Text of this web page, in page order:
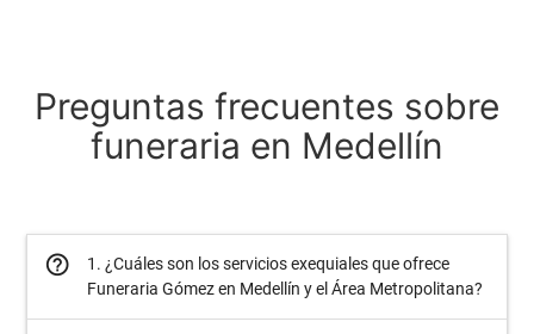
Preguntas frecuentes sobre
funeraria en Medellín
help_outline
1. ¿Cuáles son los servicios exequiales que ofrece
Funeraria Gómez en Medellín y el Área Metropolitana?